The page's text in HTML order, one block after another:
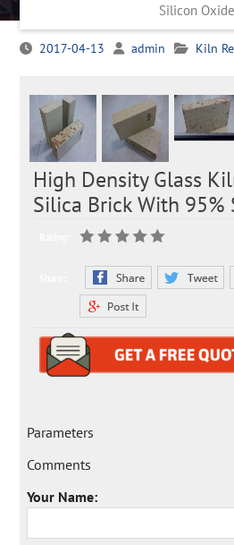
Silicon Oxide
2017-04-13 admin Kiln
High Density Glass
Silica Brick With 95%
Parameters
Comments
Your Name: